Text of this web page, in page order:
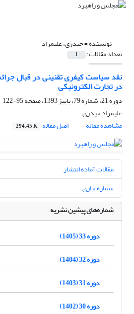
نویسنده =حیدری، علیمراد
تعداد مقالات: 1
نقد سیاست کیفری تقنینی در قبال
در تجارت الکترونیکی
دوره 21، شماره 79، پاییز 1393، صفحه
95-122
علیمراد حیدری
مشاهده مقاله
اصل مقاله 294.45 K
مقالات آماده انتشار
شماره جاری
شماره‌های پیشین نشریه
دوره 33 (1405)
دوره 32 (1404)
دوره 31 (1403)
دوره 30 (1402)